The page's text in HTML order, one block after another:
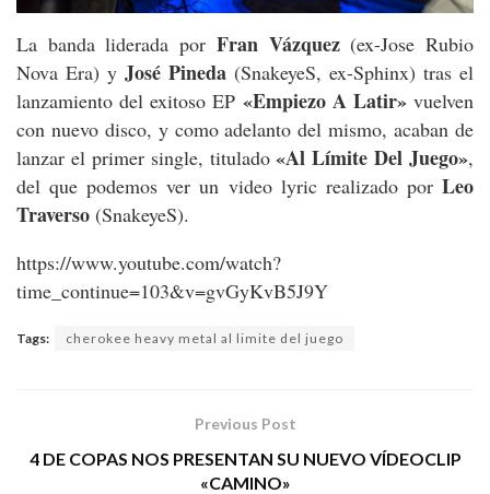
La banda liderada por Fran Vázquez(ex-Jose Rubio
Nova Era) y José Pineda (SnakeyeS, ex-Sphinx) tras el
lanzamiento del exitoso EP «Empiezo A Latir»vuelven
con nuevo disco, y como adelanto del mismo, acaban de
lanzar el primer single, titulado«Al Límite Del Juego»,
del que podemos ver un video lyric realizado por Leo
Traverso (SnakeyeS).
https://www.youtube.com/watch?
time_continue=103&v=gvGyKvB5J9Y
Tags: cherokee heavy metal al limite del juego
Previous Post
4 DE COPAS NOS PRESENTAN SU NUEVO VÍDEOCLIP
«CAMINO»